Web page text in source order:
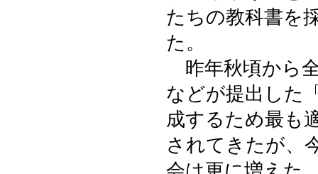
たちの教科書を
た。
昨年秋頃から
などが提出した
成するため最も
されてきたが、